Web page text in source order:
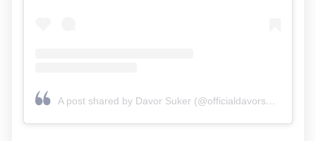
A post shared by Davor Suker (@officialdavorsuker)